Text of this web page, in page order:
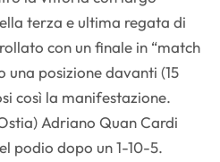
terza e ultima regata di
con un finale in “match
una posizione davanti (15
così la manifestazione.
Adriano Quan Cardi
podio dopo un 1-10-5.